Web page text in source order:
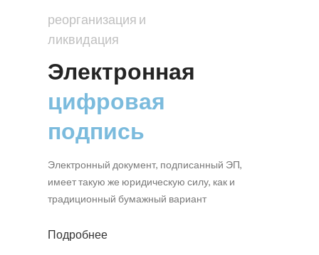
реорганизация и
ликвидация
Электронная
цифровая
подпись
Электронный документ, подписанный ЭП,
имеет такую же юридическую силу, как и
традиционный бумажный вариант
Подробнее